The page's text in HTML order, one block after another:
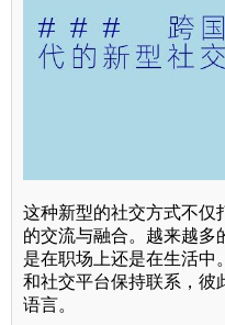
这种新型的社交方式不仅
的交流与融合。越来越多
是在职场上还是在生活中
和社交平台保持联系，彼
语言。